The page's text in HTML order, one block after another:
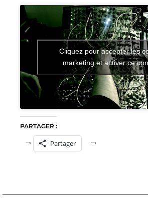
Cliquez pour accepter les
marketing et activer ce
PARTAGER :
Partager